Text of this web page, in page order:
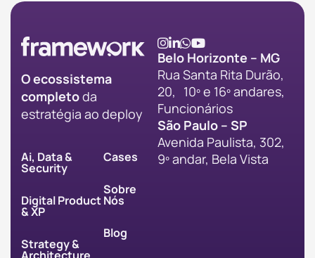
O ecossistema
completoda
estratégia ao deploy
Ai, Data &
Security
Digital Product
& XP
Strategy &
Cases
Sobre
Nós
Blog
Belo Horizonte – MG
Rua Santa Rita Durão,
20, 10º e 16º andares,
Funcionários
São Paulo – SP
Avenida Paulista, 302,
9º andar, Bela Vista